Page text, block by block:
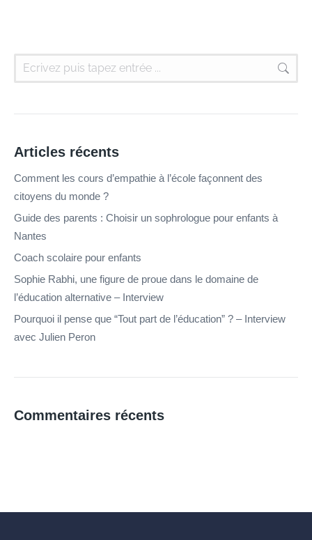
Articles récents
Comment les cours d’empathie à l’école façonnent des
citoyens du monde ?
Guide des parents : Choisir un sophrologue pour enfants à
Nantes
Coach scolaire pour enfants
Sophie Rabhi, une figure de proue dans le domaine de
l’éducation alternative – Interview
Pourquoi il pense que “Tout part de l’éducation” ? – Interview
avec Julien Peron
Commentaires récents